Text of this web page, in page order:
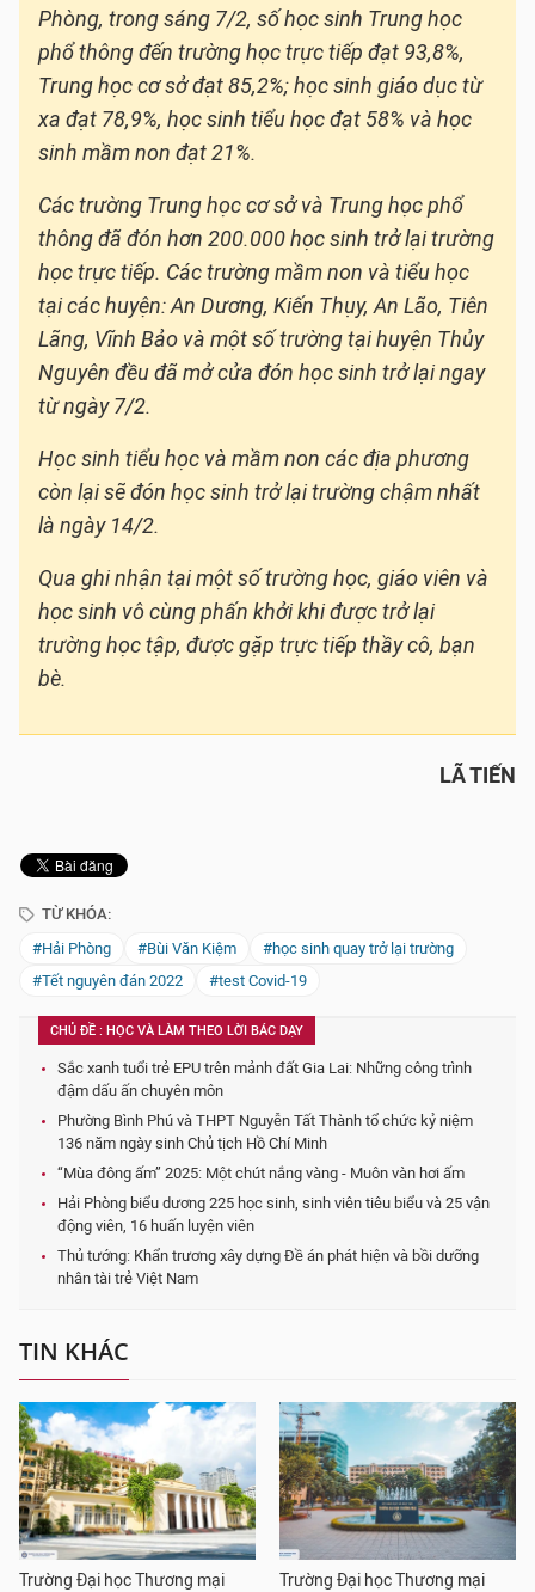
Phòng, trong sáng 7/2, số học sinh Trung học
phổ thông đến trường học trực tiếp đạt 93,8%,
Trung học cơ sở đạt 85,2%; học sinh giáo dục từ
xa đạt 78,9%, học sinh tiểu học đạt 58% và học
sinh mầm non đạt 21%.
Các trường Trung học cơ sở và Trung học phổ
thông đã đón hơn 200.000 học sinh trở lại trường
học trực tiếp. Các trường mầm non và tiểu học
tại các huyện: An Dương, Kiến Thụy, An Lão, Tiên
Lãng, Vĩnh Bảo và một số trường tại huyện Thủy
Nguyên đều đã mở cửa đón học sinh trở lại ngay
từ ngày 7/2.
Học sinh tiểu học và mầm non các địa phương
còn lại sẽ đón học sinh trở lại trường chậm nhất
là ngày 14/2.
Qua ghi nhận tại một số trường học, giáo viên và
học sinh vô cùng phấn khởi khi được trở lại
trường học tập, được gặp trực tiếp thầy cô, bạn
bè.
LÃ TIẾN
TỪ KHÓA:
#Hải Phòng
#Bùi Văn Kiệm
#học sinh quay trở lại trường
#Tết nguyên đán 2022
#test Covid-19
CHỦ ĐỀ : HỌC VÀ LÀM THEO LỜI BÁC DẠY
Sắc xanh tuổi trẻ EPU trên mảnh đất Gia Lai: Những công trình
đậm dấu ấn chuyên môn
Phường Bình Phú và THPT Nguyễn Tất Thành tổ chức kỷ niệm
136 năm ngày sinh Chủ tịch Hồ Chí Minh
“Mùa đông ấm” 2025: Một chút nắng vàng - Muôn vàn hơi ấm
Hải Phòng biểu dương 225 học sinh, sinh viên tiêu biểu và 25 vận
động viên, 16 huấn luyện viên
Thủ tướng: Khẩn trương xây dựng Đề án phát hiện và bồi dưỡng
nhân tài trẻ Việt Nam
TIN KHÁC
Trường Đại học Thương mại
Trường Đại học Thương mại